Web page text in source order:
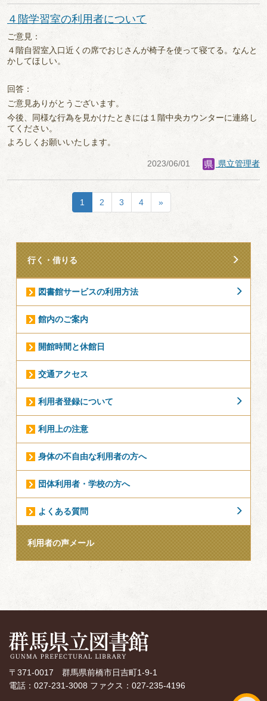
４階学習室の利用者について
ご意見：
４階自習室入口近くの席でおじさんが椅子を使って寝てる。なんと
かしてほしい。
回答：
ご意見ありがとうございます。
今後、同様な行為を見かけたときには１階中央カウンターに連絡し
てください。
よろしくお願いいたします。
2023/06/01 県立管理者
1 2 3 4 »
行く・借りる
図書館サービスの利用方法
館内のご案内
開館時間と休館日
交通アクセス
利用者登録について
利用上の注意
身体の不自由な利用者の方へ
団体利用者・学校の方へ
よくある質問
利用者の声メール
〒371-0017 群馬県前橋市日吉町1-9-1
電話：027-231-3008 ファクス：027-235-4196